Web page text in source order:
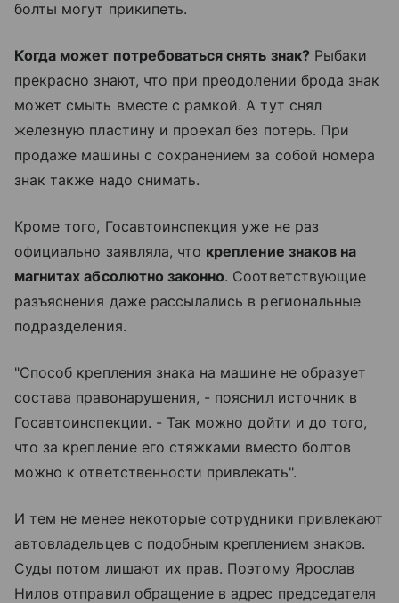
болты могут прикипеть.
Когда может потребоваться снять знак?Рыбаки
прекрасно знают, что при преодолении брода знак
может смыть вместе с рамкой. А тут снял
железную пластину и проехал без потерь. При
продаже машины с сохранением за собой номера
знак также надо снимать.
Кроме того, Госавтоинспекция уже не раз
официально заявляла, что крепление знаков на
магнитах абсолютно законно. Соответствующие
разъяснения даже рассылались в региональные
подразделения.
"Способ крепления знака на машине не образует
состава правонарушения, - пояснил источник в
Госавтоинспекции. - Так можно дойти и до того,
что за крепление его стяжками вместо болтов
можно к ответственности привлекать".
И тем не менее некоторые сотрудники привлекают
автовладельцев с подобным креплением знаков.
Суды потом лишают их прав. Поэтому Ярослав
Нилов отправил обращение в адрес председателя